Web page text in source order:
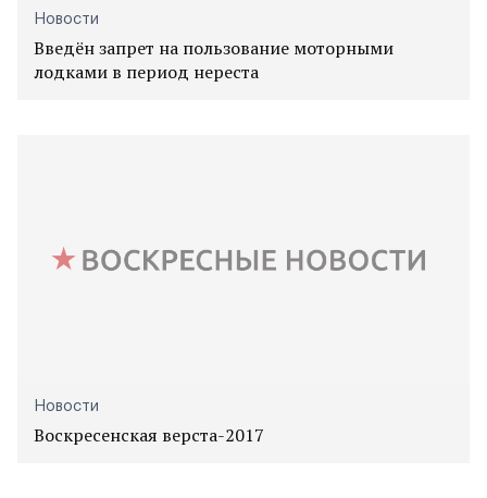
Новости
Введён запрет на пользование моторными
лодками в период нереста
Новости
Воскресенская верста-2017